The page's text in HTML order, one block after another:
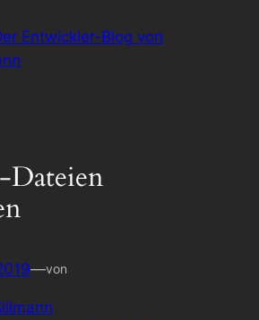
Entwickler-Blog von
Dateien
—von